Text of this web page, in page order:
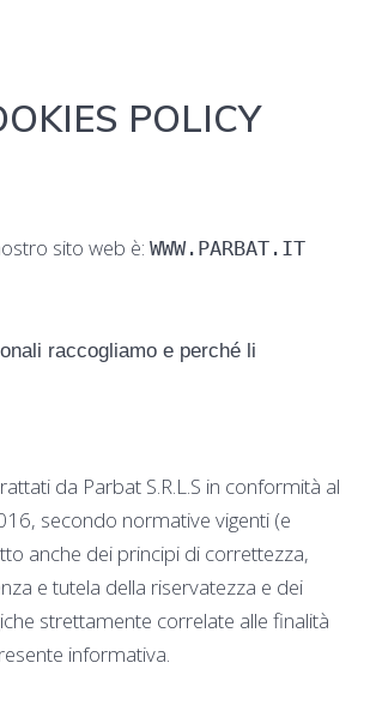
POLICY
sito web è: WWW.PARBAT.IT
raccogliamo e perché li
da Parbat S.R.L.S in conformità al
secondo normative vigenti (e
anche dei principi di correttezza,
e tutela della riservatezza e dei
strettamente correlate alle finalità
informativa.